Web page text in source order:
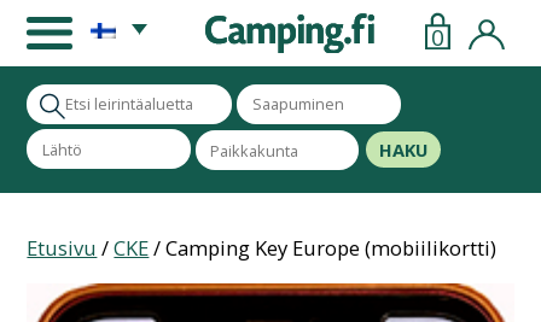
0
HAKU
Etusivu /CKE/ Camping Key Europe (mobiilikortti)